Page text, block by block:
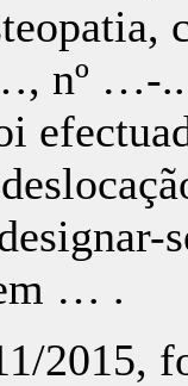
nº …-
… .